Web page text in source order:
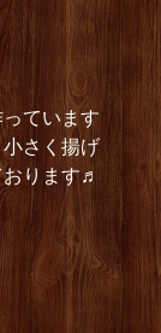
ています
さく揚げ
ります♬